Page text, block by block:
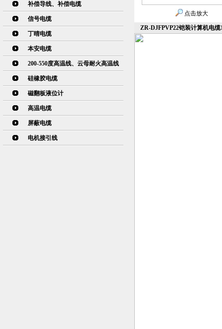
补偿导线、补偿电缆
信号电缆
丁晴电缆
本安电缆
200-550度高温线、云母耐火高温线
硅橡胶电缆
磁翻板液位计
高温电缆
屏蔽电缆
电机接引线
点击放大
ZR-DJFPVP22铠装计算机电缆